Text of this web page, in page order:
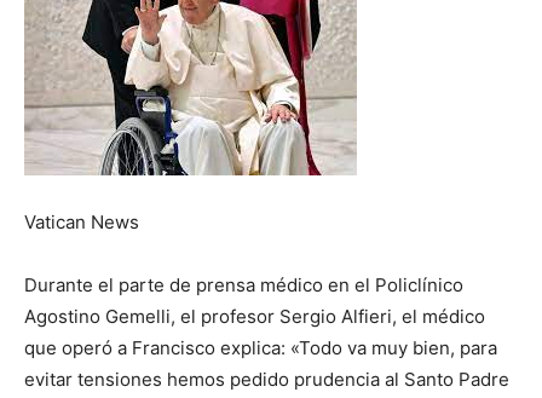
Vatican News
Durante el parte de prensa médico en el Policlínico
Agostino Gemelli, el profesor Sergio Alfieri, el médico
que operó a Francisco explica: «Todo va muy bien, para
evitar tensiones hemos pedido prudencia al Santo Padre